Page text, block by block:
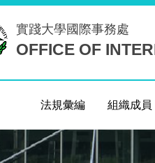
實踐大學 國際事務處
OFFICE OF
法規彙編 組織成員